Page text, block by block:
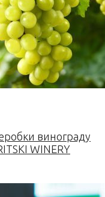
винограду
WINERY